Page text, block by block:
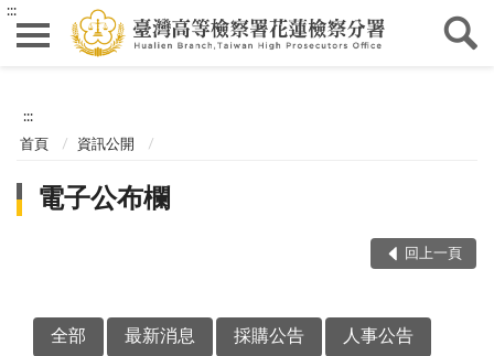
:::
:::
首頁 資訊公開
電子公布欄
回上一頁
全部 最新消息 採購公告 人事公告